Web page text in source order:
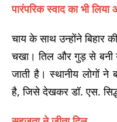
पारंपरिक स्वाद का भी
चाय के साथ उन्होंने बिहार
चखा। तिल और गुड़ से बनी
जाती है। स्थानीय लोगों ने
है, जिसे देखकर डॉ. एस.